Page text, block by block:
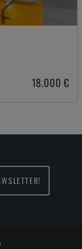
18.000 €